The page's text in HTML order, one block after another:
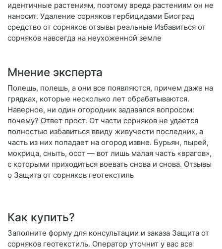
идентичные растениям, поэтому вреда растениям он не
наносит. Удаление сорняков гербицидами Биоград
средство от сорняков отзывы реальные Избавиться от
сорняков навсегда на неухоженной земле
Мнение эксперта
Полешь, полешь, а они все появляются, причем даже на
грядках, которые несколько лет обрабатываются.
Наверное, ни один огородник задавался вопросом:
почему? Ответ прост. От части сорняков не удается
полностью избавиться ввиду живучести последних, а
часть из них попадает на огород извне. Бурьян, пырей,
мокрица, сныть, осот — вот лишь малая часть «врагов»,
с которыми приходиться воевать снова и снова. Отзывы
о Защита от сорняков геотекстиль
Как купить?
Заполните форму для консультации и заказа Защита от
сорняков геотекстиль. Оператор уточнит у вас все